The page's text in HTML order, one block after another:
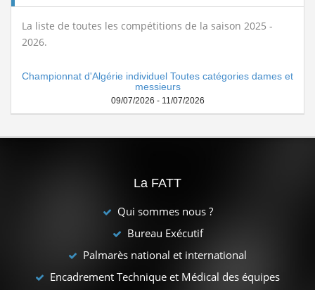
La liste de toutes les compétitions de la saison 2025 -
2026.
Championnat d'Algérie individuel Toutes catégories dames et
messieurs
09/07/2026 - 11/07/2026
La FATT
Qui sommes nous ?
Bureau Exécutif
Palmarès national et international
Encadrement Technique et Médical des équipes